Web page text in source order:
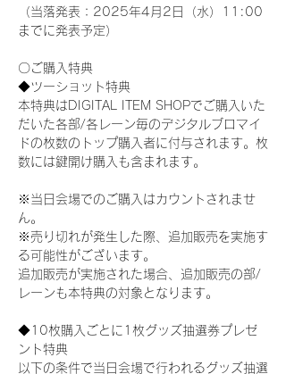
（当落発表：2025年4月2日（水）11:00
までに発表予定）
〇ご購入特典
◆ツーショット特典
本特典はDIGITAL ITEM SHOPでご購入いた
だいた各部/各レーン毎のデジタルブロマイ
ドの枚数のトップ購入者に付与されます。枚
数には鍵開け購入も含まれます。
※当日会場でのご購入はカウントされませ
ん。
※売り切れが発生した際、追加販売を実施す
る可能性がございます。
追加販売が実施された場合、追加販売の部/
レーンも本特典の対象となります。
◆10枚購入ごとに1枚グッズ抽選券プレゼ
ント特典
以下の条件で当日会場で行われるグッズ抽選